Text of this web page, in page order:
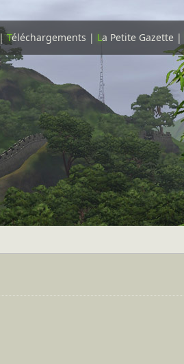
|Téléchargements | La Petite Gazette |